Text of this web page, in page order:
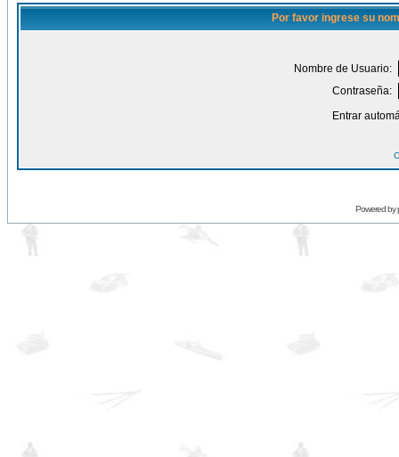
Por favor ingrese su
Nombre de Usuario:
Contraseña:
Entrar
Powered by